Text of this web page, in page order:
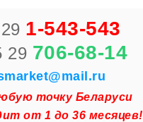
1-543-543
29 706-68-14
точку Беларуси
от 1 до 36 месяцев!